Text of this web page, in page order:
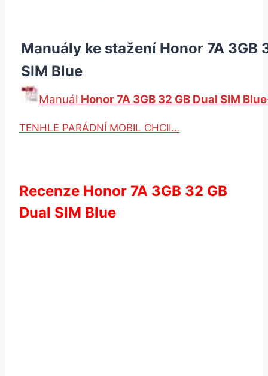
Manuály ke stažení Honor 7A 3GB
SIM Blue
Manuál Honor 7A 3GB 32 GB Dual SIM Blue
TENHLE PARÁDNÍ MOBIL CHCII…
Recenze Honor 7A 3GB 32 GB
Dual SIM Blue